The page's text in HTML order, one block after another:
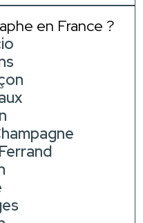
en France ?